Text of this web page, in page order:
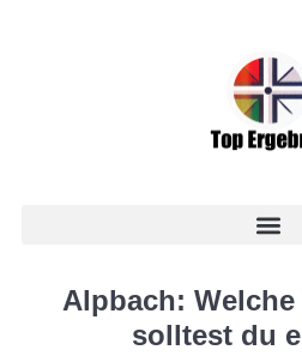
Alpbach:
solltest du